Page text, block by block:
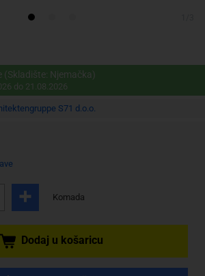
(Skladište: Njemačka)
do 21.08.2026
S71 d.o.o.
Komada
Dodaj u košaricu